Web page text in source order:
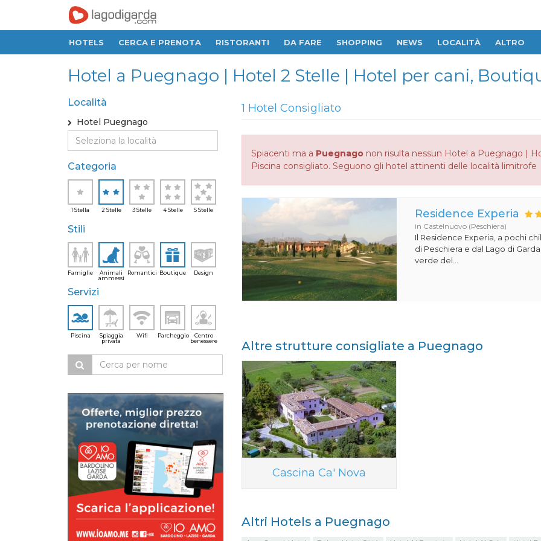
HOTELS CERCA E PRENOTA RISTORANTI DA FARE SHOPPING NEWS LOCALITÀ ALTRO
Hotel a Puegnago | Hotel 2 Stelle | Hotel per cani,
Località
Hotel Puegnago
Categoria
1 Stella 2 Stelle 3 Stelle 4 Stelle 5 Stelle
Stili
Famiglie
Animali
ammessi
Romantici Boutique Design
Servizi
Piscina
Spiaggia
privata
Wifi Parcheggio
Centro
benessere
1 Hotel Consigliato
Spiacenti ma a Puegnagonon risulta nessun Hotel a Puegnago |
Piscina consigliato. Seguono gli hotel attinenti delle località limitrofe
Residence Experia
in Castelnuovo (Peschiera)
Il Residence Experia, a pochi
di Peschiera e dal Lago di
verde del...
Altre strutture consigliate a Puegnago
Cascina Ca' Nova
Altri Hotels a Puegnago